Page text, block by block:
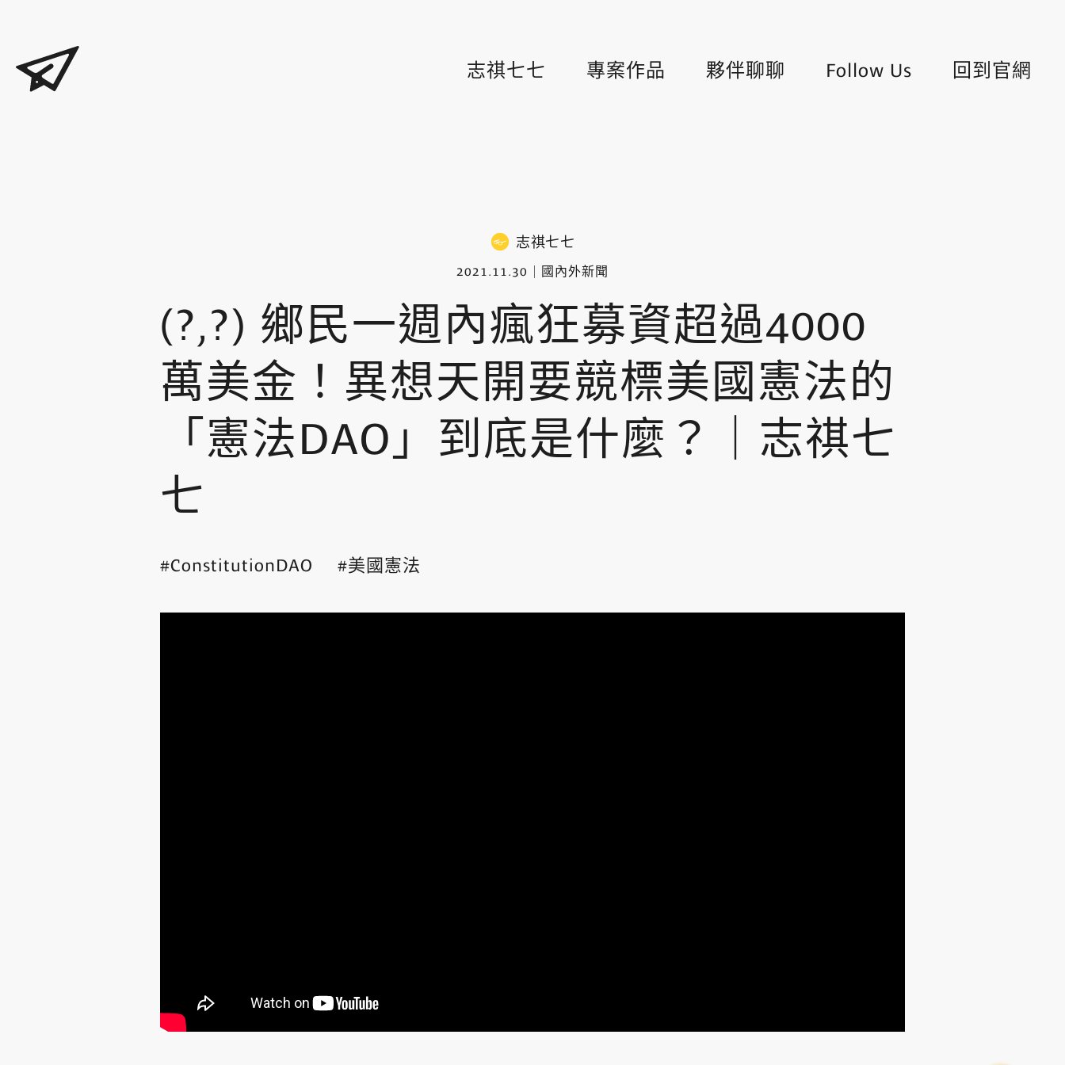
志祺七七 專案作品 夥伴聊聊 Follow Us 回到官網
志祺七七
2021.11.30 國內外新聞
(?,?) 鄉民一週內瘋狂募資超過4000
萬美金！異想天開要競標美國憲法的
「憲法DAO」到底是什麼？｜志祺七
七
ConstitutionDAO 美國憲法